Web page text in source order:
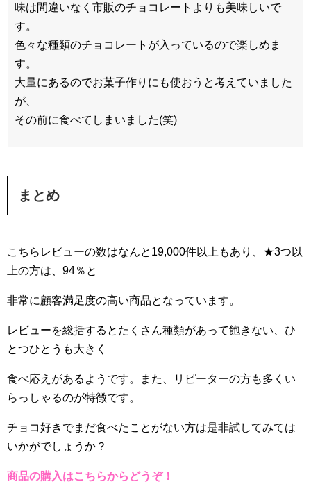
味は間違いなく市販のチョコレートよりも美味しいで
す。
色々な種類のチョコレートが入っているので楽しめま
す。
大量にあるのでお菓子作りにも使おうと考えていました
が、
その前に食べてしまいました(笑)
まとめ
こちらレビューの数はなんと19,000件以上もあり、★3つ以
上の方は、94％と
非常に顧客満足度の高い商品となっています。
レビューを総括するとたくさん種類があって飽きない、ひ
とつひとうも大きく
食べ応えがあるようです。また、リピーターの方も多くい
らっしゃるのが特徴です。
チョコ好きでまだ食べたことがない方は是非試してみては
いかがでしょうか？
商品の購入はこちらからどうぞ！